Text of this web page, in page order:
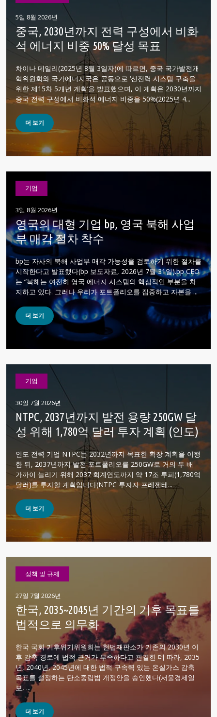
5일 8월 2026년
중국, 2030년까지 전력 구성에서 비화
석 에너지 비중 50% 달성 목표
차이나 데일리(2025년 8월 3일자)에 따르면, 중국 국가발전개
혁위원회와 국가에너지국은 공동으로 ‘신전력 시스템 구축을
위한 제15차 5개년 계획’을 발표했으며, 이 계획은 2030년까지
중국 전력 구성에서 비화석 에너지 비중을 50%(2025년 4...
더 보기
기업
3일 8월 2026년
영국의 대형 기업 bp, 영국 북해 사업
부 매각 절차 착수
bp는 자사의 북해 사업부 매각 가능성을 검토하기 위한 절차를
시작한다고 발표했다(bp 보도자료, 2026년 7월 31일).bp CEO
는 “북해는 여전히 영국 에너지 시스템의 핵심적인 부분을 차
지하고 있다. 그러나 우리가 포트폴리오를 집중하고 자본을 ...
더 보기
기업
30일 7월 2026년
NTPC, 2037년까지 발전 용량 250GW 달
성 위해 1,780억 달러 투자 계획 (인도)
인도 전력 기업 NTPC는 2032년까지 목표한 확장 계획을 이행
한 뒤, 2037년까지 발전 포트폴리오를 250GW로 거의 두 배
가까이 늘리기 위해 2037 회계연도까지 약 17조 루피(1,780억
달러)를 투자할 계획입니다(NTPC 투자자 프레젠테...
더 보기
정책 및 규제
27일 7월 2026년
한국, 2035~2045년 기간의 기후 목표를
법적으로 의무화
한국 국회 기후위기위원회는 헌법재판소가 기존의 2030년 이
후 감축 경로에 법적 근거가 부족하다고 판결한 데 따라, 2035
년, 2040년, 2045년에 대한 법적 구속력 있는 온실가스 감축
목표를 설정하는 탄소중립법 개정안을 승인했다(서울경제일
보, ...
더 보기